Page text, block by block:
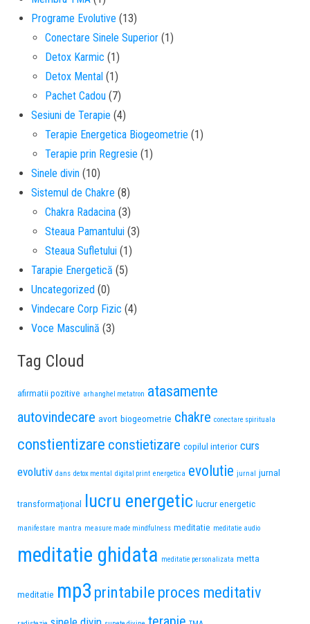
Programe Evolutive (13)
Conectare Sinele Superior (1)
Detox Karmic (1)
Detox Mental (1)
Pachet Cadou (7)
Sesiuni de Terapie (4)
Terapie Energetica Biogeometrie (1)
Terapie prin Regresie (1)
Sinele divin (10)
Sistemul de Chakre (8)
Chakra Radacina (3)
Steaua Pamantului (3)
Steaua Sufletului (1)
Tarapie Energetică (5)
Uncategorized (0)
Vindecare Corp Fizic (4)
Voce Masculină (3)
Tag Cloud
afirmatii pozitive arhanghel metatron atasamente
autovindecare avort biogeometrie chakre conectare spirituala
constientizare constietizare copilul interior curs
evolutiv dans detox mental digital print energetica evolutie jurnal jurnal
transformațional lucru energetic lucrur energetic
manifestare mantra measure made mindfulness meditatie meditatie audio
meditatie ghidata meditatie personalizata metta
meditatie mp3 printabile proces meditativ